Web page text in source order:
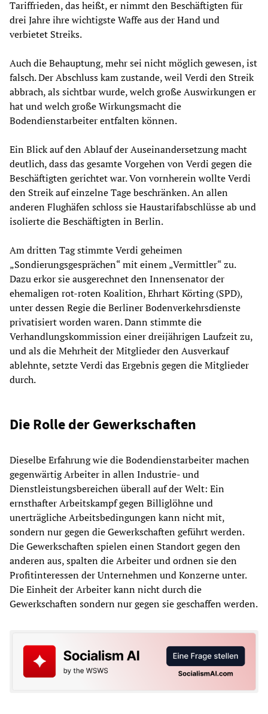
Tariffrieden, das heißt, er nimmt den Beschäftigten für
drei Jahre ihre wichtigste Waffe aus der Hand und
verbietet Streiks.
Auch die Behauptung, mehr sei nicht möglich gewesen, ist
falsch. Der Abschluss kam zustande, weil Verdi den Streik
abbrach, als sichtbar wurde, welch große Auswirkungen er
hat und welch große Wirkungsmacht die
Bodendienstarbeiter entfalten können.
Ein Blick auf den Ablauf der Auseinandersetzung macht
deutlich, dass das gesamte Vorgehen von Verdi gegen die
Beschäftigten gerichtet war. Von vornherein wollte Verdi
den Streik auf einzelne Tage beschränken. An allen
anderen Flughäfen schloss sie Haustarifabschlüsse ab und
isolierte die Beschäftigten in Berlin.
Am dritten Tag stimmte Verdi geheimen
„Sondierungsgesprächen“ mit einem „Vermittler“ zu.
Dazu erkor sie ausgerechnet den Innensenator der
ehemaligen rot-roten Koalition, Ehrhart Körting (SPD),
unter dessen Regie die Berliner Bodenverkehrsdienste
privatisiert worden waren. Dann stimmte die
Verhandlungskommission einer dreijährigen Laufzeit zu,
und als die Mehrheit der Mitglieder den Ausverkauf
ablehnte, setzte Verdi das Ergebnis gegen die Mitglieder
durch.
Die Rolle der Gewerkschaften
Dieselbe Erfahrung wie die Bodendienstarbeiter machen
gegenwärtig Arbeiter in allen Industrie- und
Dienstleistungsbereichen überall auf der Welt: Ein
ernsthafter Arbeitskampf gegen Billiglöhne und
unerträgliche Arbeitsbedingungen kann nicht mit,
sondern nur gegen die Gewerkschaften geführt werden.
Die Gewerkschaften spielen einen Standort gegen den
anderen aus, spalten die Arbeiter und ordnen sie den
Profitinteressen der Unternehmen und Konzerne unter.
Die Einheit der Arbeiter kann nicht durch die
Gewerkschaften sondern nur gegen sie geschaffen werden.